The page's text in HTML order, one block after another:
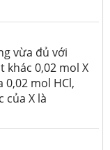
vừa đủ với
khác 0,02 mol X
mol HCl,
của X là